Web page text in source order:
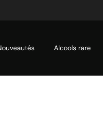
Alcools rare